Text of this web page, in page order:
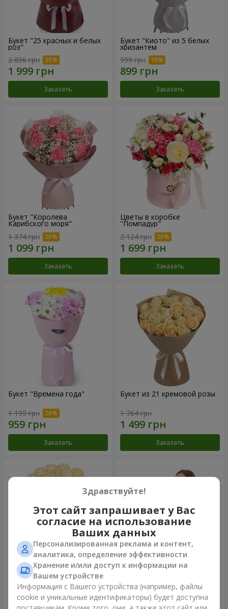
Букет "25 красных и белых
роз"
2 856 грн
Заказать
Букет "Киото" из 5 белых
хризантем
999 грн
Заказать
Букет "Королева
Карибского моря"
1 374 грн
Заказать
Цветы в коробке
"Помпадур"
2 124 грн
Заказать
Букет "Времена года"
1 199 грн
Заказать
Букет из 21 кремовой розы
1 764 грн
Заказать
Букет из 25 кремовых роз
2 124 грн
Фруктовая композиция
8 332 грн
Здравствуйте!
Этот сайт запрашивает у Вас
согласие на использование
Ваших данных
Персонализированная реклама и контент,
аналитика, определение эффективности
Хранение и/или доступ к информации на
Вашем устройстве
Информация с Вашего устройства (например, файлы
cookie и уникальные идентификаторы) будет доступна